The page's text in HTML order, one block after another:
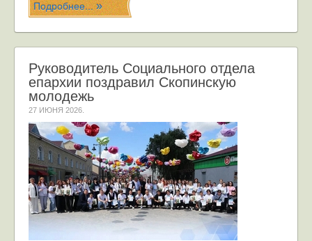
Подробнее...
Руководитель Социального отдела
епархии поздравил Скопинскую
молодежь
27 ИЮНЯ 2026